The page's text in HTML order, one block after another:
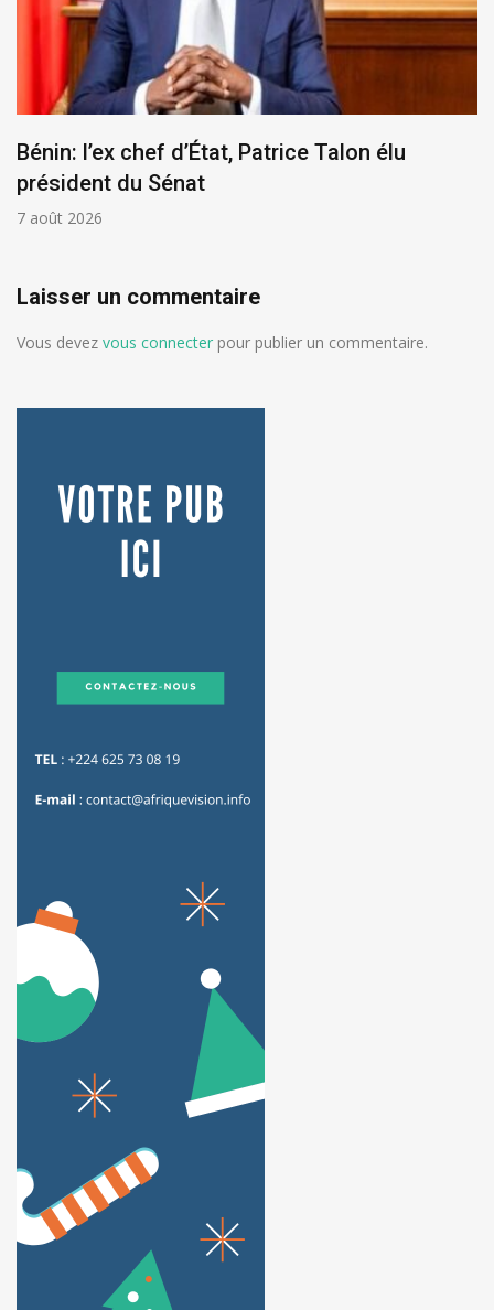
Bénin: l’ex chef d’État, Patrice Talon élu
président du Sénat
7 août 2026
Laisser un commentaire
Vous devez vous connecter pour publier un commentaire.